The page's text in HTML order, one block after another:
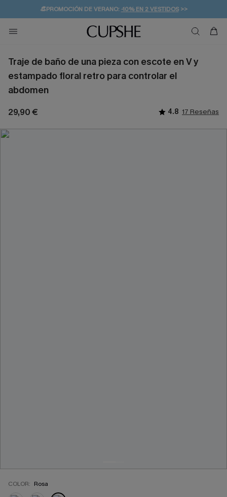
👒PROMOCIÓN DE VERANO:-10% EN 2 VESTIDOS>>
💌¡SUSCRIBIRSE & GANAR -10% EXTRA!
🚚ENVÍO GRATUITO A PARTIR DE 49 € >>
Traje de baño de una pieza con escote en V y
estampado floral retro para controlar el
abdomen
29,90 € 4.8 17 Reseñas
COLOR: Rosa